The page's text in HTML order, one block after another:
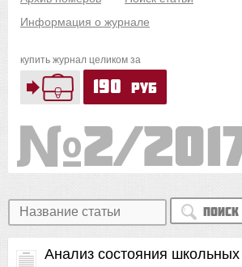
Информация о журнале
купить журнал целиком за
190 руб
2/
Поиск
Анализ состояния школьных